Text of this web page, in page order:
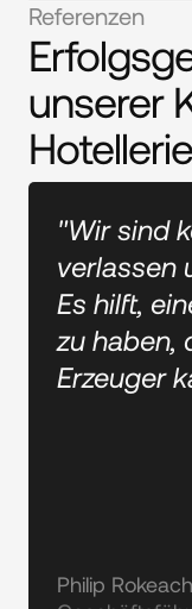
Referenzen
unserer
Hotellerie
"Wir sind
verlassen
Es hilft,
zu haben,
Erzeuger
Philip Rokeach